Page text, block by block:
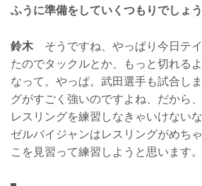
ふうに準備をしていくつもりでしょ
鈴木 そうですね、やっぱり今日テ
たのでタックルとか、もっと切れる
なって。やっぱ。武田選手も試合し
グがすごく強いのですよね、だから
レスリングを練習しなきゃいけない
ゼルバイジャンはレスリングがめち
こを見習って練習しようと思います。